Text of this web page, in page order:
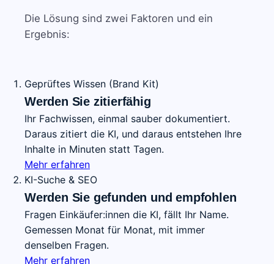
Die Lösung sind zwei Faktoren und ein
Ergebnis:
Geprüftes Wissen (Brand Kit)
Werden Sie zitierfähig
Ihr Fachwissen, einmal sauber dokumentiert.
Daraus zitiert die KI, und daraus entstehen Ihre
Inhalte in Minuten statt Tagen.
Mehr erfahren
KI-Suche & SEO
Werden Sie gefunden und empfohlen
Fragen Einkäufer:innen die KI, fällt Ihr Name.
Gemessen Monat für Monat, mit immer
denselben Fragen.
Mehr erfahren